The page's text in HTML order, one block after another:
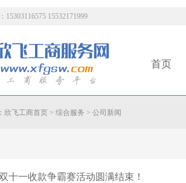
15303116575 15532171999
首页
欣飞工商首页 > 综合服务 > 公司新闻
十一收款争霸赛活动圆满结束！